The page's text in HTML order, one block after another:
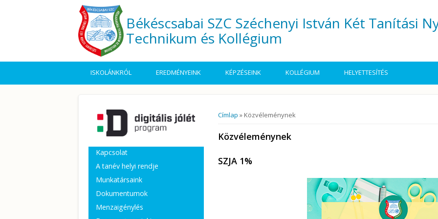
Békéscsabai SZC Széchenyi István Két Tanítási
Technikum és Kollégium
ISKOLÁNKRÓL EREDMÉNYEINK KÉPZÉSEINK KOLLÉGIUM HELYETTESÍTÉS
Jelenlegi hely
Címlap » Közvéleménynek
Közvéleménynek
SZJA 1%
Kapcsolat
A tanév helyi rendje
Munkatársaink
Dokumentumok
Menzaigénylés